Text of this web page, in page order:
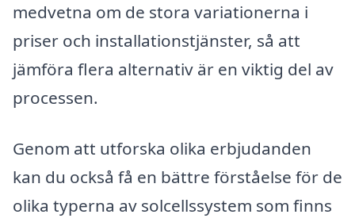
medvetna om de stora variationerna i
priser och installationstjänster, så att
jämföra flera alternativ är en viktig del av
processen.
Genom att utforska olika erbjudanden
kan du också få en bättre förståelse för de
olika typerna av solcellssystem som finns